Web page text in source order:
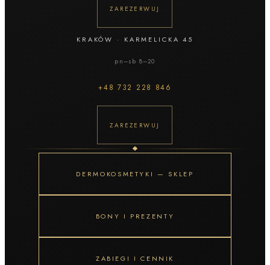
ZAREZERWUJ
KRAKÓW · KARMELICKA 45
pn–sb 8–20
+48732 228 846
ZAREZERWUJ
DERMOKOSMETYKI — SKLEP
BONY I PREZENTY
ZABIEGI I CENNIK